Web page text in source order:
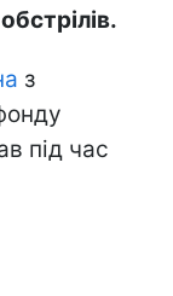
з
під час